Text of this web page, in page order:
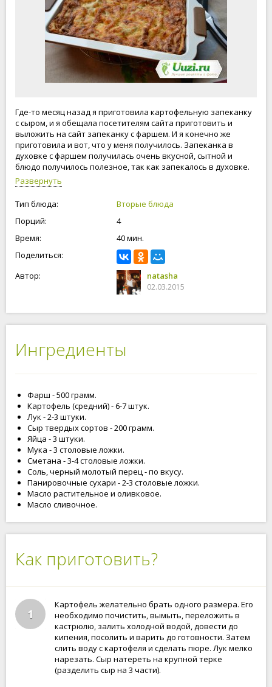
Где-то месяц назад я приготовила картофельную запеканку
с сыром, и я обещала посетителям сайта приготовить и
выложить на сайт запеканку с фаршем. И я конечно же
приготовила и вот, что у меня получилось. Запеканка в
духовке с фаршем получилась очень вкусной, сытной и
блюдо получилось полезное, так как запекалось в духовке.
Рекомендую!
Развернуть
Тип блюда:
Вторые блюда
Порций:
4
Время:
40 мин.
Поделиться:
Автор:
natasha
02.03.2015
Ингредиенты
Фарш - 500 грамм.
Картофель (средний) - 6-7 штук.
Лук - 2-3 штуки.
Сыр твердых сортов - 200 грамм.
Яйца - 3 штуки.
Мука - 3 столовые ложки.
Сметана - 3-4 столовые ложки.
Соль, черный молотый перец - по вкусу.
Панировочные сухари - 2-3 столовые ложки.
Масло растительное и оливковое.
Масло сливочное.
Как приготовить?
1
Картофель желательно брать одного размера. Его
необходимо почистить, вымыть, переложить в
кастрюлю, залить холодной водой, довести до
кипения, посолить и варить до готовности. Затем
слить воду с картофеля и сделать пюре. Лук мелко
нарезать. Сыр натереть на крупной терке
(разделить сыр на 3 части).